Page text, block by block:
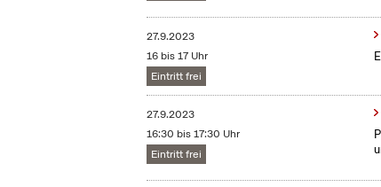
27.9.2023
16 bis 17 Uhr
Eintritt frei
27.9.2023
16:30 bis 17:30 Uhr
Eintritt frei